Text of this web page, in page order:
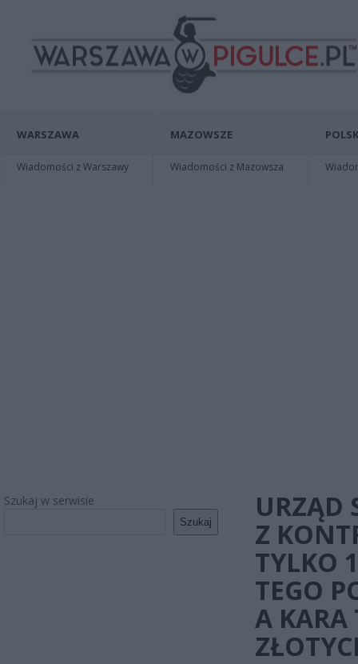
WARSZAWA
Wiadomości z Warszawy
MAZOWSZE
Wiadomości z Mazowsza
Szukaj w serwisie
Szukaj
URZĄD
Z
TYLKO
TEGO
A KARA